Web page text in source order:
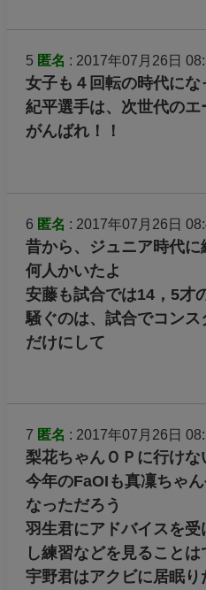
5 匿名 : 2017年07月26日
女子も４回転の時代にな
紀平選手は、次世代のエ
がんばれ！！
6 匿名 : 2017年07月26日
昔から、ジュニア時代
何人かいたよ
安藤も試合では14，5才
騒ぐのは、試合でコン
だけにして
7 匿名 : 2017年07月26日
梨花ちゃんＯＰに行け
今年のFaOIも真凜ちゃ
なっただろう
羽生君にアドバイスを受
し練習などを見ることは
宇野君はアクビに居眠り